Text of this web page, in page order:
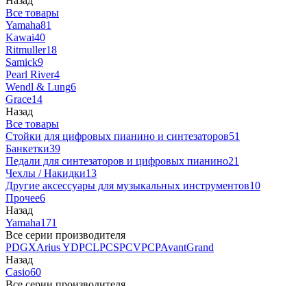
Все товары
Yamaha81
Kawai40
Ritmuller18
Samick9
Pearl River4
Wendl & Lung6
Grace14
Назад
Все товары
Стойки для цифровых пианино и синтезаторов51
Банкетки39
Педали для синтезаторов и цифровых пианино21
Чехлы / Накидки13
Другие аксессуары для музыкальных инструментов10
Прочее6
Назад
Yamaha171
Все серии производителя
PDGXArius YDPCLPCSPCVPCPAvantGrand
Назад
Casio60